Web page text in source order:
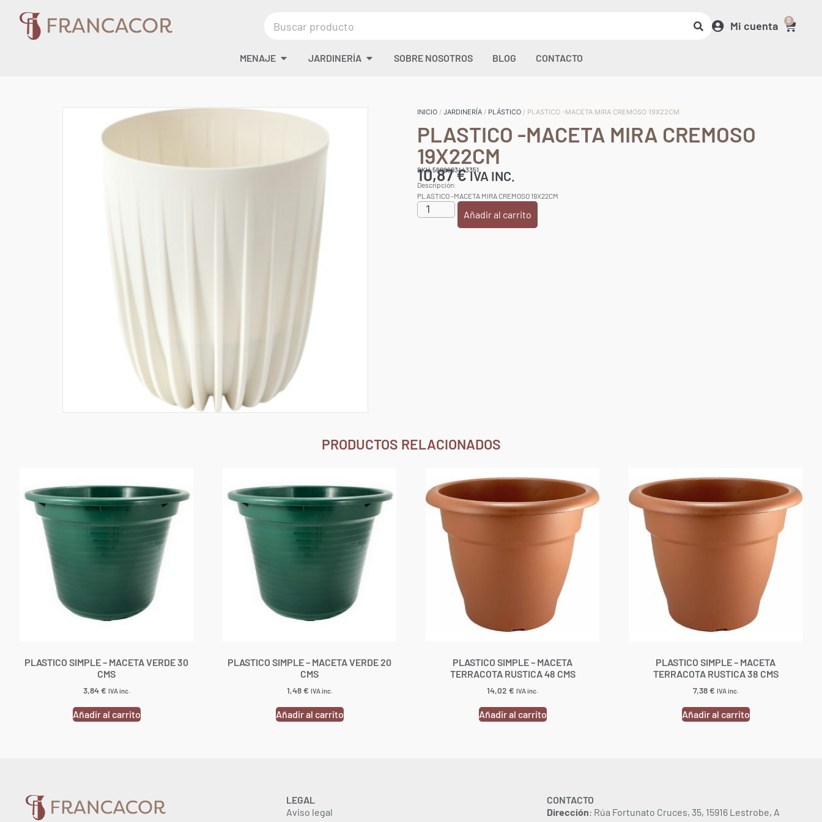
Mi cuenta 0
MENAJE JARDINERÍA SOBRE NOSOTROS BLOG CONTACTO
INICIO / JARDINERÍA / PLÁSTICO / PLASTICO -MACETA MIRA CREMOSO 19X22CM
PLASTICO -MACETA MIRA CREMOSO
19X22CM
SKU:5608603443351
10,87€IVA INC.
Descripción:
PLASTICO -MACETA MIRA CREMOSO 19X22CM
Añadir al carrito
PRODUCTOS RELACIONADOS
PLASTICO SIMPLE – MACETA VERDE 30
CMS
3,84€ IVA inc.
Añadir al carrito
PLASTICO SIMPLE – MACETA VERDE 20
CMS
1,48€ IVA inc.
Añadir al carrito
PLASTICO SIMPLE – MACETA
TERRACOTA RUSTICA 48 CMS
14,02 € IVA inc.
Añadir al carrito
PLASTICO SIMPLE – MACETA
TERRACOTA RUSTICA 38 CMS
7,38€ IVA inc.
Añadir al carrito
LEGAL
Aviso legal
CONTACTO
Dirección: Rúa Fortunato Cruces, 35, 15916 Lestrobe, A